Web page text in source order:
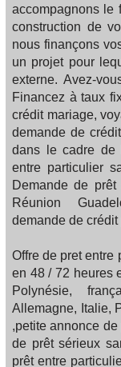
accompagnons le
construction de
nous finançons
un projet pour
externe. Avez-
Financez à taux
crédit mariage,
demande de
dans le cadre de
entre particulier
Demande de
Réunion
demande de crédit
Offre de pret entre
en 48 / 72 heures
Polynésie,
Allemagne, Italie,
,petite annonce
de prêt sérieux
prêt entre